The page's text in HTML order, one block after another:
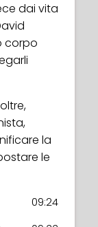
dai vita
corpo
la
le
09:24